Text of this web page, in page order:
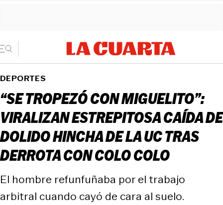
DEPORTES
“SE TROPEZÓ CON MIGUELITO”:
VIRALIZAN ESTREPITOSA CAÍDA DE
DOLIDO HINCHA DE LA UC TRAS
DERROTA CON COLO COLO
El hombre refunfuñaba por el trabajo
arbitral cuando cayó de cara al suelo.